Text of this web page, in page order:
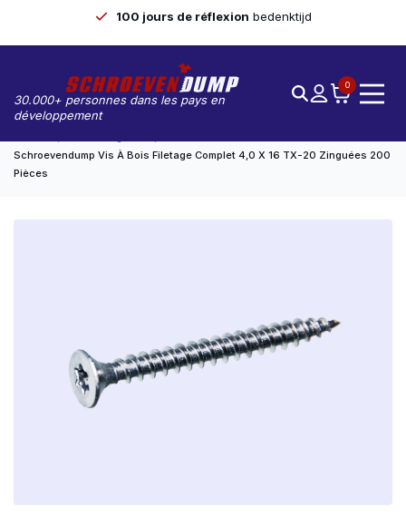
100 jours de réflexion bedenktijd
30.000+ personnes dans les pays en
développement
0
Schroevendump Vis À Bois Filetage Complet 4,0 X 16 TX-20 Zinguées 200
Pièces